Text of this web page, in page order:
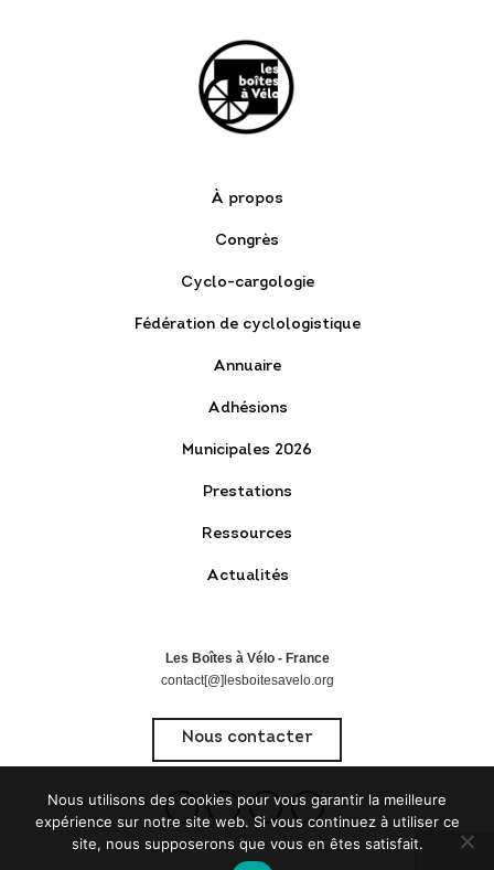
À propos
Congrès
Cyclo-cargologie
Fédération de cyclologistique
Annuaire
Adhésions
Municipales 2026
Prestations
Ressources
Actualités
Les Boîtes à Vélo - France
contact[@]lesboitesavelo.org
Nous contacter
Nous utilisons des cookies pour vous garantir la meilleure
expérience sur notre site web. Si vous continuez à utiliser ce
site, nous supposerons que vous en êtes satisfait.